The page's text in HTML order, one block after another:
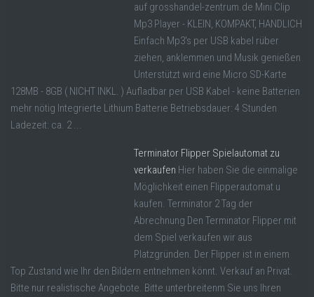
auf grosshandel-zentrum.de Mini Clip
Mp3 Player - KLEIN, KOMPAKT, HANDLICH
Einfach Mp3's per USB kabel rüber
ziehen, anklemmen und Musik genießen
Unterstützt wird eine Micro SD-Karte
128MB - 8GB ( NICHT INKL. ) Aufladbar per USB Kabel - keine Batterien
mehr nötig Integrierte Lithium Batterie Betriebsdauer: 4 Stunden
Ladezeit: ca. 2 ...
Terminator Flipper Spielautomat zu
verkaufen Hier haben Sie die einmalige
Möglichkeit einen Flipperautomat u
kaufen. Terminator 2 Tag der
Abrechnung Den Terminator Flipper mit
dem Spiel verkaufen wir aus
Platzgründen. Der Flipper ist in einem
Top Zustand wie Ihr den Bildern entnehmen könnt. Verkauf an Privat.
Bitte nur realistische Angebote. Bitte unterbreitenm Sie uns Ihren